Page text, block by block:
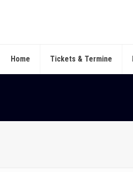
Home Tickets & Termine